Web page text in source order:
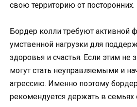
свою территорию от посторонних.
Бордер колли требуют активной
умственной нагрузки для
здоровья и счастья. Если этим не
могут стать неуправляемыми и
агрессию. Именно поэтому
рекомендуется держать в